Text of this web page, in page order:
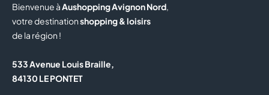
BZB
CALZEDONIA
Bienvenue àAushopping Avignon Nord,
votre destinationshopping & loisirs
de la région !
533 Avenue Louis Braille,
84130 LE PONTET